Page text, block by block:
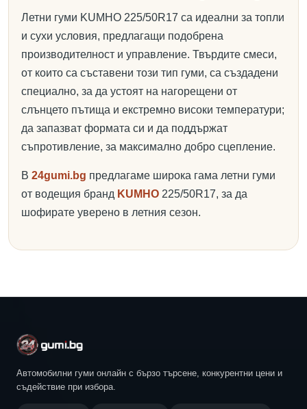
Летни гуми KUMHO 225/50R17 са идеални за топли
и сухи условия, предлагащи подобрена
производителност и управление. Твърдите смеси,
от които са съставени този тип гуми, са създадени
специално, за да устоят на нагорещени от
слънцето пътища и екстремно високи температури;
да запазват формата си и да поддържат
съпротивление, за максимално добро сцепление.
В 24gumi.bg предлагаме широка гама летни гуми
от водещия бранд KUMHO 225/50R17, за да
шофирате уверено в летния сезон.
Автомобилни гуми онлайн с бързо търсене, конкурентни цени и
съдействие при избора.